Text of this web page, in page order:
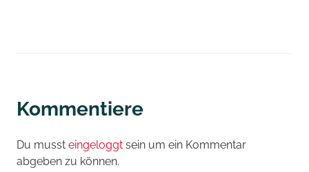
Kommentiere
Du musst eingeloggt sein um ein Kommentar
abgeben zu können.